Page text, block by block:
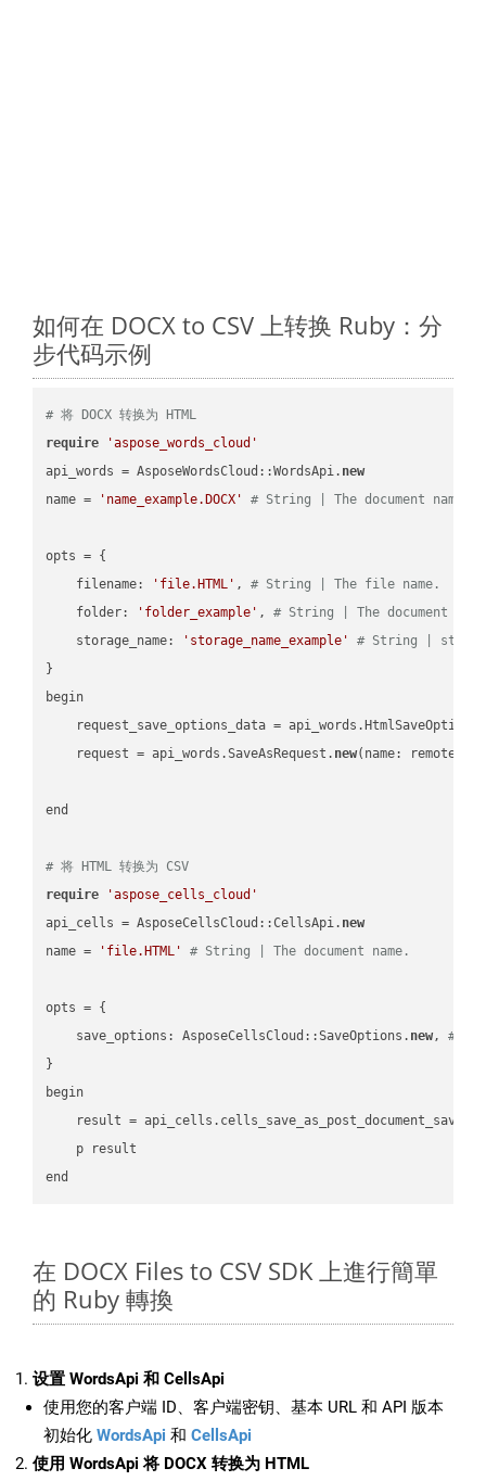
如何在 DOCX to CSV 上转换 Ruby：分
步代码示例
# 将 DOCX 转换为 HTML
require
'aspose_words_cloud'
api_words = AsposeWordsCloud::WordsApi. new
name =
'name_example.DOCX' # String | The document name.
opts = {
    filename:
'file.HTML' , # String | The file name.
    folder:
'folder_example' , # String | The document
    storage_name:
'storage_name_example'
# String |
}
begin
request_save_options_data =
    request = api_words.SaveAsRequest.
new(name:
end
# 将 HTML 转换为 CSV
require
'aspose_cells_cloud'
api_cells = AsposeCellsCloud::CellsApi. new
name =
'file.HTML' # String | The document name.
opts = {
    save_options: AsposeCellsCloud::SaveOptions.
new, #
}
begin
result =
    p result
在 DOCX Files to CSV SDK 上進行簡單
的 Ruby 轉換
设置 WordsApi 和 CellsApi
使用您的客户端 ID、客户端密钥、基本 URL 和 API 版本
初始化 WordsApi 和 CellsApi
使用 WordsApi 将 DOCX 转换为 HTML